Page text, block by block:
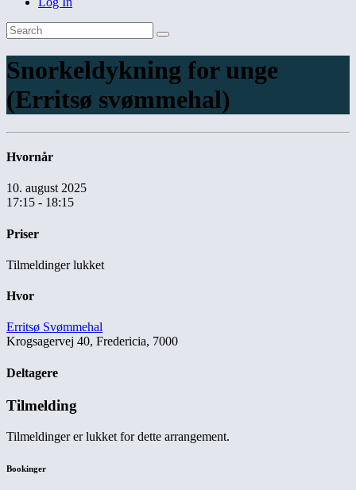
Snorkeldykning for unge
(Erritsø svømmehal)
Hvornår
10. august 2025
17:15 - 18:15
Priser
Tilmeldinger lukket
Hvor
Erritsø Svømmehal
Krogsagervej 40, Fredericia, 7000
Deltagere
Tilmelding
Tilmeldinger er lukket for dette arrangement.
Bookinger